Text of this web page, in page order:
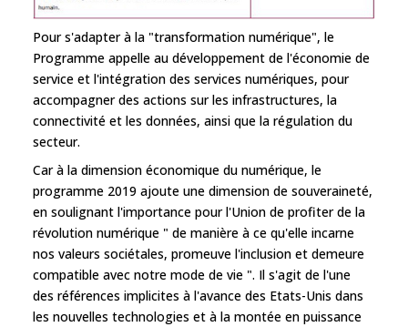
Pour s'adapter à la "transformation numérique", le
Programme appelle au développement de l'économie de
service et l'intégration des services numériques, pour
accompagner des actions sur les infrastructures, la
connectivité et les données, ainsi que la régulation du
secteur.
Car à la dimension économique du numérique, le
programme 2019 ajoute une dimension de souveraineté,
en soulignant l'importance pour l'Union de profiter de la
révolution numérique " de manière à ce qu'elle incarne
nos valeurs sociétales, promeuve l'inclusion et demeure
compatible avec notre mode de vie ". Il s'agit de l'une
des références implicites à l'avance des Etats-Unis dans
les nouvelles technologies et à la montée en puissance